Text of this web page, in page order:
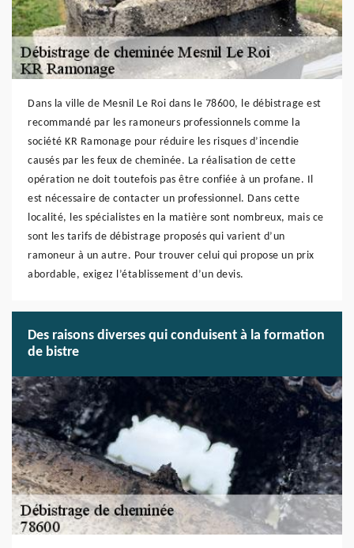
Dans la ville de Mesnil Le Roi dans le 78600, le débistrage est
recommandé par les ramoneurs professionnels comme la
société KR Ramonage pour réduire les risques d’incendie
causés par les feux de cheminée. La réalisation de cette
opération ne doit toutefois pas être confiée à un profane. Il
est nécessaire de contacter un professionnel. Dans cette
localité, les spécialistes en la matière sont nombreux, mais ce
sont les tarifs de débistrage proposés qui varient d’un
ramoneur à un autre. Pour trouver celui qui propose un prix
abordable, exigez l’établissement d’un devis.
Des raisons diverses qui conduisent à la formation
de bistre